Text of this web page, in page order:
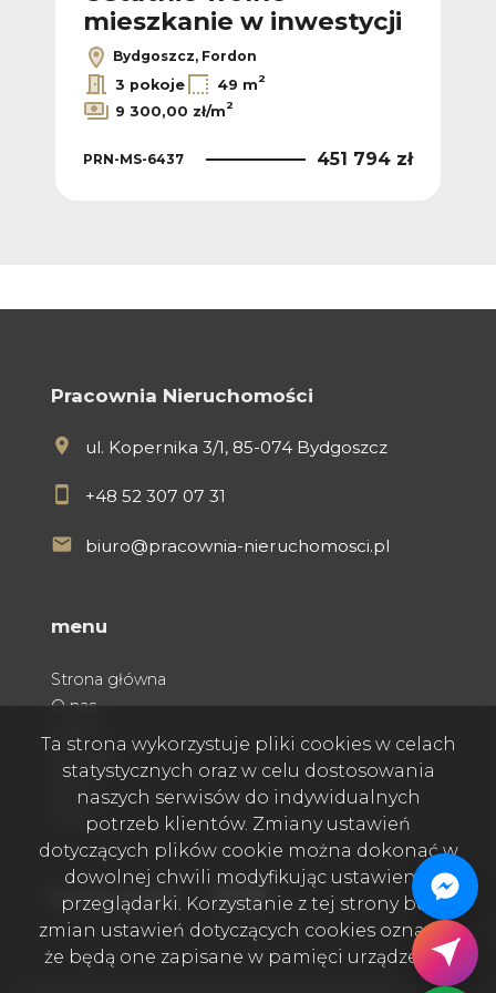
mieszkanie w inwestycji
Bydgoszcz, Fordon
3 pokoje
49 m2
9 300,00 zł/m2
PRN-MS-6437 451 794 zł
Pracownia Nieruchomości
ul. Kopernika 3/1, 85-074 Bydgoszcz
+48 52 307 07 31
biuro@pracownia-nieruchomosci.pl
menu
Strona główna
O nas
social media Facebook
Facebook
Facebook
Ta strona wykorzystuje pliki cookies w celach
statystycznych oraz w celu dostosowania
naszych serwisów do indywidualnych
potrzeb klientów. Zmiany ustawień
dotyczących plików cookie można dokonać w
dowolnej chwili modyfikując ustawienia
przeglądarki. Korzystanie z tej strony bez
zmian ustawień dotyczących cookies oznacza,
że będą one zapisane w pamięci urządzenia.